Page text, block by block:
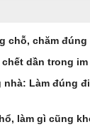
chỗ, chăm
dần trong im
Làm đúng
làm gì cũng